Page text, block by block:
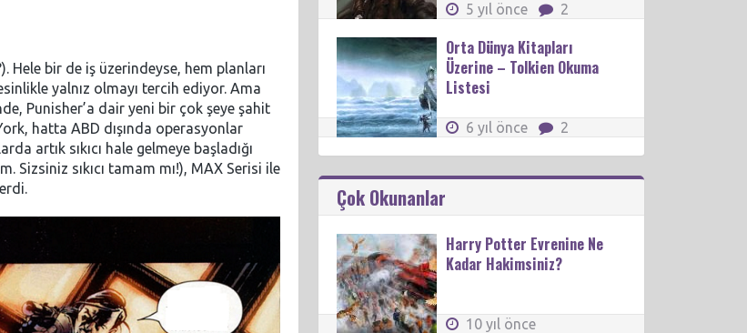
Hele bir de iş üzerindeyse, hem planları
yalnız olmayı tercih ediyor. Ama
Punisher’a dair yeni bir çok şeye şahit
hatta ABD dışında operasyonlar
artık sıkıcı hale gelmeye başladığı
Sizsiniz sıkıcı tamam mı!), MAX Serisi ile
5 yıl önce 2
Orta Dünya Kitapları
Üzerine – Tolkien Okuma
Listesi
6 yıl önce 2
Çok Okunanlar
Harry Potter Evrenine Ne
Kadar Hakimsiniz?
10 yıl önce